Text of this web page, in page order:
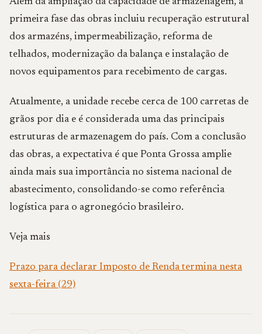
primeira fase das obras incluiu recuperação estrutural
dos armazéns, impermeabilização, reforma de
telhados, modernização da balança e instalação de
novos equipamentos para recebimento de cargas.
Atualmente, a unidade recebe cerca de 100 carretas de
grãos por dia e é considerada uma das principais
estruturas de armazenagem do país. Com a conclusão
das obras, a expectativa é que Ponta Grossa amplie
ainda mais sua importância no sistema nacional de
abastecimento, consolidando-se como referência
logística para o agronegócio brasileiro.
Veja mais
Prazo para declarar Imposto de Renda termina nesta
sexta-feira (29)